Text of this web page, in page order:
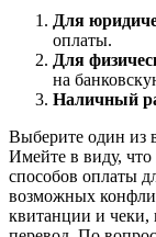
Для
оплаты.
Для
на
Наличный
Выберите один из
Имейте в виду, что
способов оплаты
возможных
квитанции и